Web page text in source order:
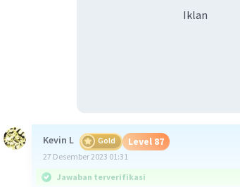
Iklan
Kevin L Gold Level 87
27 Desember 2023 01:31
Jawaban terverifikasi